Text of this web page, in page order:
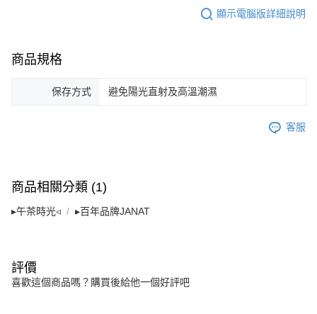
顯示電腦版詳細說明
商品規格
保存方式 避免陽光直射及高溫潮濕
客服
商品相關分類 (1)
▸午茶時光◃ ▸百年品牌JANAT
評價
喜歡這個商品嗎？購買後給他一個好評吧